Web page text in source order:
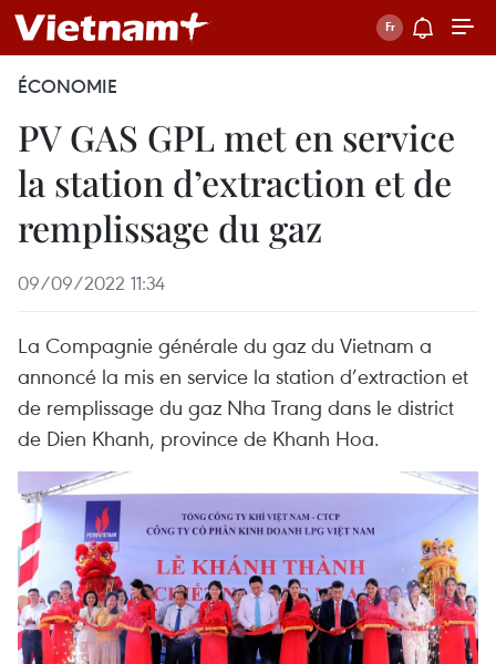
ÉCONOMIE
PV GAS GPL met en service
la station d’extraction et de
remplissage du gaz
09/09/2022 11:34
La Compagnie générale du gaz du Vietnam a
annoncé la mis en service la station d’extraction et
de remplissage du gaz Nha Trang dans le district
de Dien Khanh, province de Khanh Hoa.